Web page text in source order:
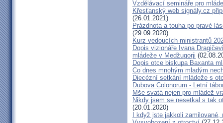
Vzdělávací semináře pro
Křesťanský web signály.cz
(26.01.2021)
Prázdnota a touha po pravé
(29.09.2020)
Kurz vedoucích ministrantů
Dopis vizionáře Ivana
mládeže v Medžugorji
Dopis otce biskupa Baxanta
Co dnes mnohým mladým
Diecézní setkání mládeže s
Dubova Colonorum - Letní
Mše svatá nejen pro mládež
Nikdy jsem se nesetkal s tak
(20.01.2020)
I když jste jakkoli